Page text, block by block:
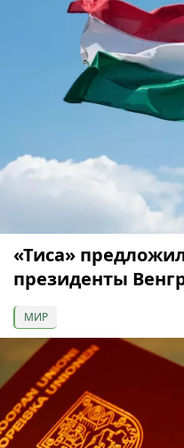
«Тиса»
президенты
МИР